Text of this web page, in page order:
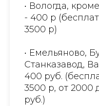
• Вологда,
- 400 р
3500 р)
• Емельяново,
Станказавод,
400 руб.
3500 р, от 2000
руб.)